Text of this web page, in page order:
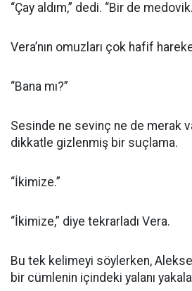
“Çay aldım,” dedi. “Bir de
Vera’nın omuzları çok hafif
“Bana mı?”
Sesinde ne sevinç ne de merak
dikkatle gizlenmiş bir suçlama.
“İkimize.”
“İkimize,” diye tekrarladı Vera.
Bu tek kelimeyi söylerken,
bir cümlenin içindeki yalanı